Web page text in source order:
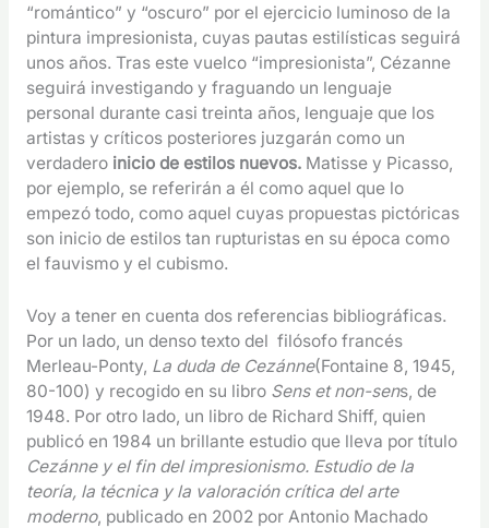
“romántico” y “oscuro” por el ejercicio luminoso de la
pintura impresionista, cuyas pautas estilísticas seguirá
unos años. Tras este vuelco “impresionista”, Cézanne
seguirá investigando y fraguando un lenguaje
personal durante casi treinta años, lenguaje que los
artistas y críticos posteriores juzgarán como un
verdadero inicio de estilos nuevos.Matisse y Picasso,
por ejemplo, se referirán a él como aquel que lo
empezó todo, como aquel cuyas propuestas pictóricas
son inicio de estilos tan rupturistas en su época como
el fauvismo y el cubismo.
Voy a tener en cuenta dos referencias bibliográficas.
Por un lado, un denso texto del filósofo francés
Merleau-Ponty, La duda de Cezánne(Fontaine 8, 1945,
80-100) y recogido en su libro Sens et non-sens, de
1948. Por otro lado, un libro de Richard Shiff, quien
publicó en 1984 un brillante estudio que lleva por título
Cezánne y el fin del impresionismo. Estudio de la
teoría, la técnica y la valoración crítica del arte
moderno, publicado en 2002 por Antonio Machado